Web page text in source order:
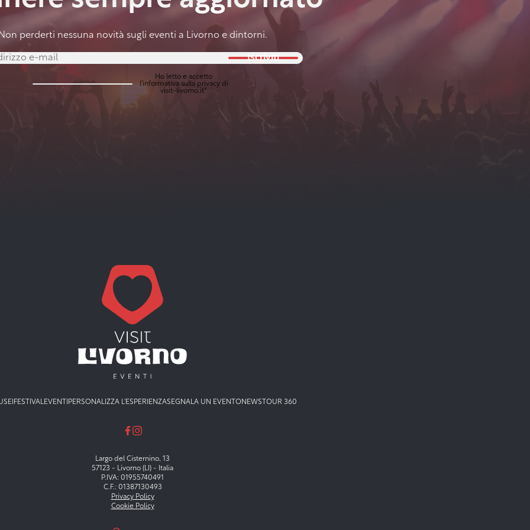
perderti nessuna novità sugli eventi a Livorno e dintorni.
Iscriviti
Ho letto e accetto
l'informativa sulla privacydi
visit-livorno.it*
FESTIVALEVENTI PERSONALIZZA L'ESPERIENZASEGNALA UN EVENTONEWS TOUR 360
Largo del Cisternino, 13
57123 - Livorno (LI) - Italia
P.IVA: 01955740491
C.F.: 01387130493
Privacy Policy
Cookie Policy